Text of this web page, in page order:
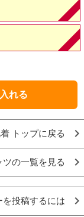
れる
トップに戻る
ツの一覧を見る
を投稿するには